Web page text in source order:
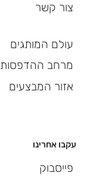
עקבו אחרינו
פייסבוק
צור קשר
עולם המותגים
מרחב ההדפסות
אזור המבצעים